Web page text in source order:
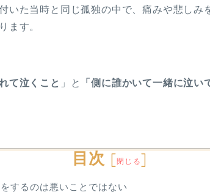
いた当時と同じ孤独の中で、痛みや悲しみ
ます。
て泣くこと 」と 「側に誰かいて一緒に泣い
目次 [閉じる]
するのは悪いことではない